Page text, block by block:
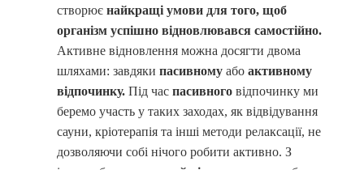
створює найкращі умови для того, щоб
організм успішно відновлювався самостійно.
Активне відновлення можна досягти двома
шляхами: завдяки пасивномуабо активному
відпочинку.Під час пасивноговідпочинку ми
беремо участь у таких заходах, як відвідування
сауни, кріотерапія та інші методи релаксації, не
дозволяючи собі нічого робити активно. З